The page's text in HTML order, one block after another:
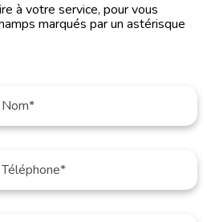
à votre service, pour vous
marqués par un astérisque